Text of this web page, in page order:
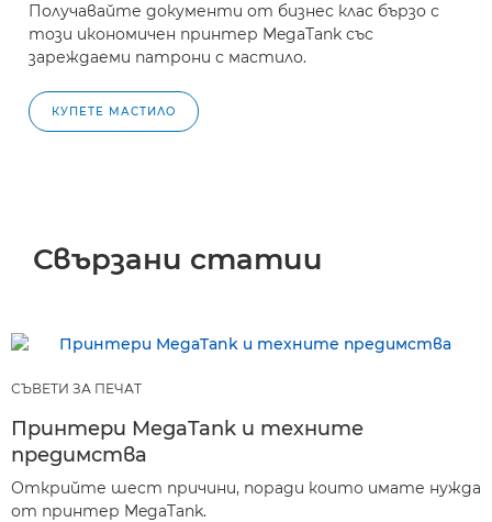
Получавайте документи от бизнес клас бързо с
този икономичен принтер MegaTank със
зареждаеми патрони с мастило.
КУПЕТЕ МАСТИЛО
Свързани статии
СЪВЕТИ ЗА ПЕЧАТ
Принтери MegaTank и техните
предимства
Открийте шест причини, поради които имате нужда
от принтер MegaTank.